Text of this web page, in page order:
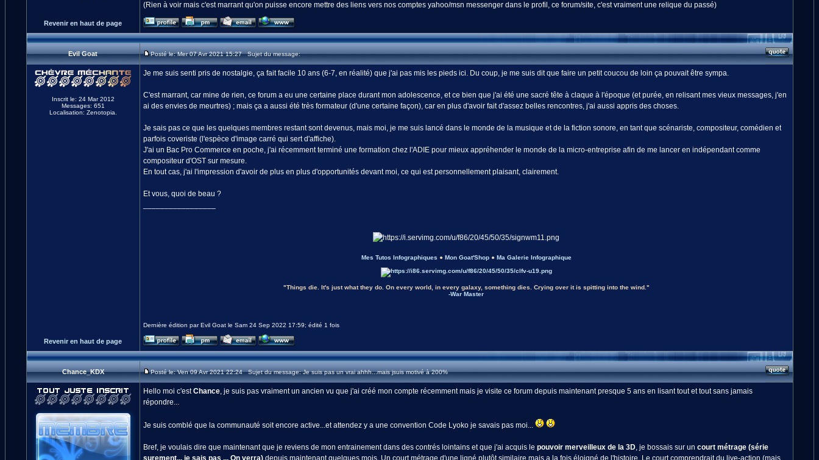
(Rien à voir mais c'est marrant qu'on puisse encore mettre des liens vers nos comptes yahoo/msn messenger dans le profil, ce forum/site, c'est vraiment une relique du passé)
Revenir en haut de page
Evil Goat Posté le: Mer 07 Avr 2021 15:27 Sujet du message:
Inscrit le: 24 Mar 2012
Messages: 651
Localisation: Zenotopia.
Je me suis senti pris de nostalgie, ça fait facile 10 ans (6-7, en réalité) que j'ai pas mis les pieds ici. Du coup, je me suis dit que faire un petit coucou de loin ça pouvait être sympa.
C'est marrant, car mine de rien, ce forum a eu une certaine place durant mon adolescence, et ce bien que j'ai été une sacré tête à claque à l'époque (et purée, en relisant mes vieux messages, j'en
ai des envies de meurtres) ; mais ça a aussi été très formateur (d'une certaine façon), car en plus d'avoir fait d'assez belles rencontres, j'ai aussi appris des choses.
Je sais pas ce que les quelques membres restant sont devenus, mais moi, je me suis lancé dans le monde de la musique et de la fiction sonore, en tant que scénariste, compositeur, comédien et
parfois coveriste (l'espèce d'image carré qui sert d'affiche).
J'ai un Bac Pro Commerce en poche, j'ai récemment terminé une formation chez l'ADIE pour mieux appréhender le monde de la micro-entreprise afin de me lancer en indépendant comme
compositeur d'OST sur mesure.
En tout cas, j'ai l'impression d'avoir de plus en plus d'opportunités devant moi, ce qui est personnellement plaisant, clairement.
Et vous, quoi de beau ?
Mes Tutos Infographiques ● Mon Goat'Shop● Ma Galerie Infographique
"Things die. It's just what they do. On every world, in every galaxy, something dies. Crying over it is spitting into the wind."
-War Master
Dernière édition par Evil Goat le Sam 24 Sep 2022 17:59; édité 1 fois
Revenir en haut de page
Chance_KDX Posté le: Ven 09 Avr 2021 22:24 Sujet du message: Je suis pas un vrai ahhh...mais jsuis motivé à 200%
Hello moi c'estChance, je suis pas vraiment un ancien vu que j'ai créé mon compte récemment mais je visite ce forum depuis maintenant presque 5 ans en lisant tout et tout sans jamais
répondre...
Je suis comblé que la communauté soit encore active...et attendez y a une convention Code Lyoko je savais pas moi...
Bref, je voulais dire que maintenant que je reviens de mon entrainement dans des contrés lointains et que j'ai acquis le pouvoir merveilleux de la 3D, je bossais sur un court métrage (série
surement... je sais pas ... On verra)depuis maintenant quelques mois. Un court métrage d'une ligné plutôt similaire mais a la fois éloigné de l'histoire. Le court comprendrait du live-action (mais